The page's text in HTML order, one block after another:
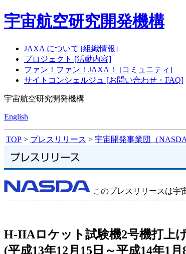
宇宙航空研究開発機構
JAXA について [組織情報]
プロジェクト [活動内容]
ファン！ファン！JAXA！ [コミュニティ]
サイトコンシェルジュ [お問い合わせ・FAQ]
宇宙航空研究開発機構
English
TOP > プレスリリース > 宇宙開発事業団（
このプレスリリースは宇
H-IIAロケット試験機2号機打上
(平成13年12月15日～平成14年1月